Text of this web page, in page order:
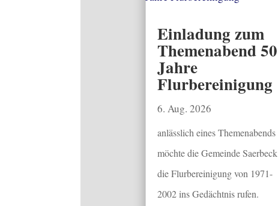
Einladung zum
Themenabend 50
Jahre
Flurbereinigung
6. Aug. 2026
anlässlich eines Themenabends
möchte die Gemeinde Saerbeck
die Flurbereinigung von 1971-
2002 ins Gedächtnis rufen.